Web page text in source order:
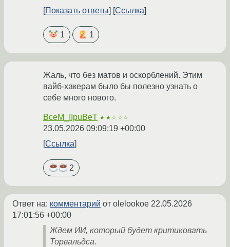
Показать ответы
Ссылка
1 1
Жаль, что без матов и оскорблений. Этим
вайб-хакерам было бы полезно узнать о
себе много нового.
BceM_IIpuBeT ★★☆☆☆
23.05.2026 09:09:19 +00:00
Ссылка
2
Ответ на: комментарий от olelookoe 22.05.2026
17:01:56 +00:00
Ждем ИИ, который будет критиковать
Торвальдса.